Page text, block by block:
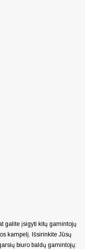
galite įsigyti kitų gamintojų
kampelį. Išsirinkite Jūsų
biuro baldų gamintojų: